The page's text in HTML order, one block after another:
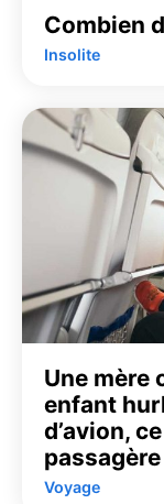
Combien
Insolite
Une mère
enfant
d’avion,
passagère
Voyage